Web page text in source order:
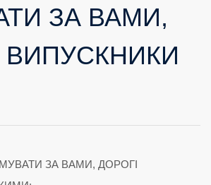
ЗА ВАМИ,
ВИПУСКНИКИ
ЗА ВАМИ, ДОРОГІ